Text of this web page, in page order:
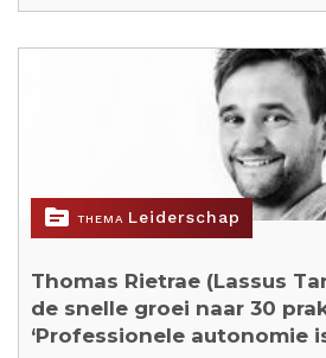
topic THEMA Leiderschap
Thomas Rietrae (Lassus
de snelle groei naar 30
‘Professionele autonomie